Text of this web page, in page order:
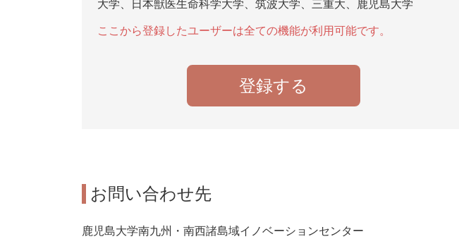
大学、日本獣医生命科学大学、筑波大学、三重大、鹿児島大学
ここから登録したユーザーは全ての機能が利用可能です。
登録する
お問い合わせ先
鹿児島大学南九州・南西諸島域イノベーションセンター